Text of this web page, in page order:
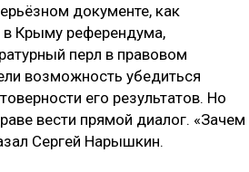
документе, как
Крыму референдума,
перл в правовом
возможность убедиться
его результатов. Но
вести прямой диалог. «Зачем
Сергей Нарышкин.